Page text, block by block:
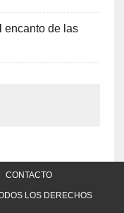
encanto de las
CONTACTO
LOS DERECHOS